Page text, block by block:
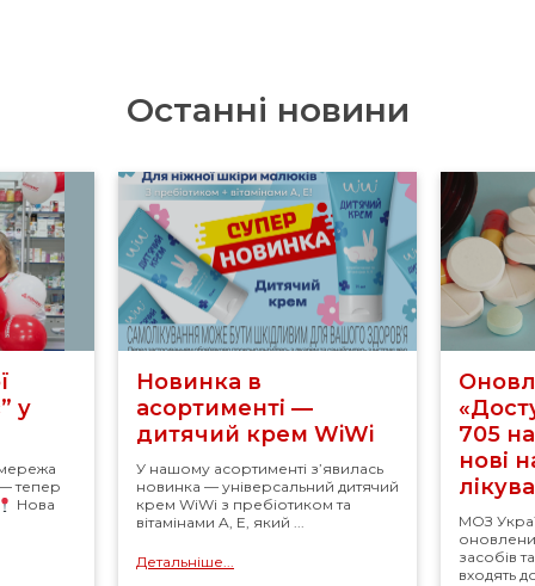
Останні новини
у
тепер
Нова
Новинка в
асортименті —
дитячий крем WiWi
У нашому асортименті з’явилась
новинка — універсальний дитячий
крем WiWi з пребіотиком та
вітамінами A, E, який ...
Детальніше...
705
нові
МОЗ
засобів
входять